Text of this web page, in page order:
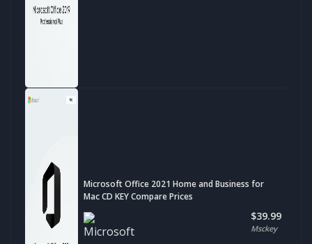
Microsoft Office 2021 Home and Business for
Mac CD KEY Compare Prices
$39.99
Msckey